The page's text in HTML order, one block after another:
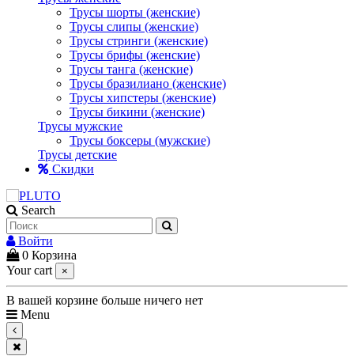
Трусы шорты (женские)
Трусы слипы (женские)
Трусы стринги (женские)
Трусы брифы (женские)
Трусы танга (женские)
Трусы бразилиано (женские)
Трусы хипстеры (женские)
Трусы бикини (женские)
Трусы мужские
Трусы боксеры (мужские)
Трусы детские
Скидки
Search
Войти
0 Корзина
Your cart
×
В вашей корзине больше ничего нет
Menu